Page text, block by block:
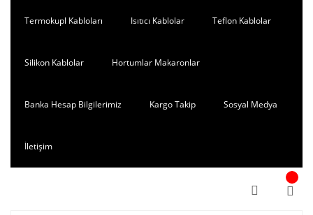
Termokupl Kabloları Isıtıcı Kablolar Teflon Kablolar
Silikon Kablolar Hortumlar Makaronlar
Banka Hesap Bilgilerimiz Kargo Takip Sosyal Medya
İletişim